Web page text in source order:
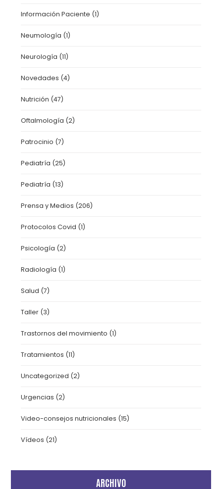
Información Paciente (1)
Neumología (1)
Neurología (11)
Novedades (4)
Nutrición (47)
Oftalmología (2)
Patrocinio (7)
Pediatría (25)
Pediatría (13)
Prensa y Medios (206)
Protocolos Covid (1)
Psicología (2)
Radiología (1)
Salud (7)
Taller (3)
Trastornos del movimiento (1)
Tratamientos (11)
Uncategorized (2)
Urgencias (2)
Video-consejos nutricionales (15)
Vídeos (21)
ARCHIVO